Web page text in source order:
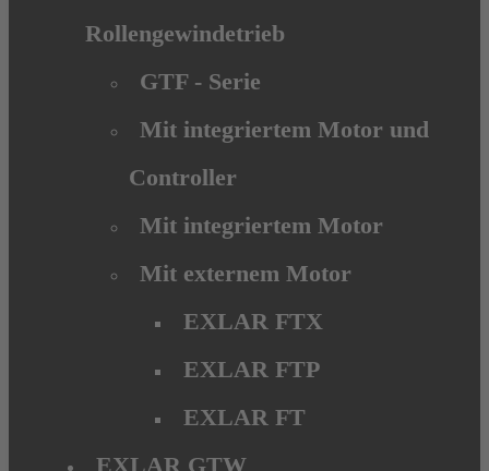
Rollengewindetrieb
GTF - Serie
Mit integriertem Motor und
Controller
Mit integriertem Motor
Mit externem Motor
EXLAR FTX
EXLAR FTP
EXLAR FT
EXLAR GTW